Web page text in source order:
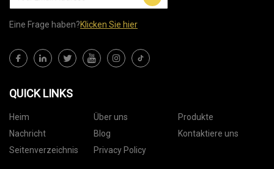
Eine Frage haben?Klicken Sie hier
QUICK LINKS
Heim Über uns
Produkte
Nachricht
Blog
Kontaktiere uns
Seitenverzeichnis
Privacy Policy